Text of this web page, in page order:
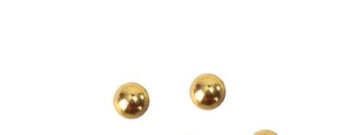
BARVY NA OBLIČEJ A VLASY